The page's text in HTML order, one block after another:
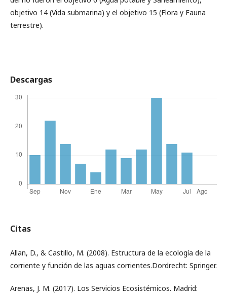
objetivo 14 (Vida submarina) y el objetivo 15 (Flora y Fauna
terrestre).
Descargas
Citas
Allan, D., & Castillo, M. (2008). Estructura de la ecología de la
corriente y función de las aguas corrientes.Dordrecht: Springer.
Arenas, J. M. (2017). Los Servicios Ecosistémicos. Madrid: